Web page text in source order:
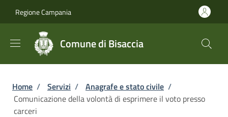
Regione Campania
Comune di Bisaccia
Briciole di pane
Home / Servizi / Anagrafe e stato civile /
Comunicazione della volontà di esprimere il voto presso
carceri